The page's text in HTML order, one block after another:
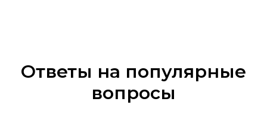
Ответы на популярные
вопросы